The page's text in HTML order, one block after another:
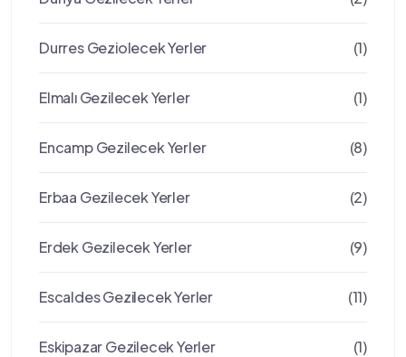
Durres Geziolecek Yerler (1)
Elmalı Gezilecek Yerler (1)
Encamp Gezilecek Yerler (8)
Erbaa Gezilecek Yerler (2)
Erdek Gezilecek Yerler (9)
Escaldes Gezilecek Yerler (11)
Eskipazar Gezilecek Yerler (1)